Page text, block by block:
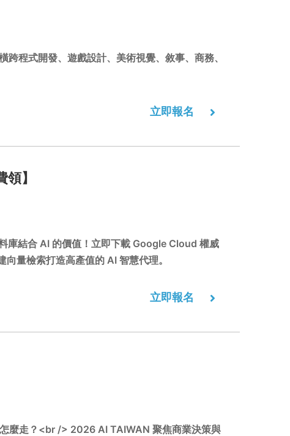
程式開發、遊戲設計、美術視覺、敘事、商務、
立即報名
】
庫結合 AI 的價值！立即下載 Google Cloud 權威
量檢索打造高產值的 AI 智慧代理。
立即報名
麼走？<br /> 2026 AI TAIWAN 聚焦商業決策與